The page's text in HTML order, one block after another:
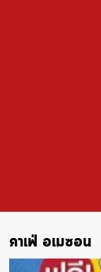
คาเฟ่ อเมซอน